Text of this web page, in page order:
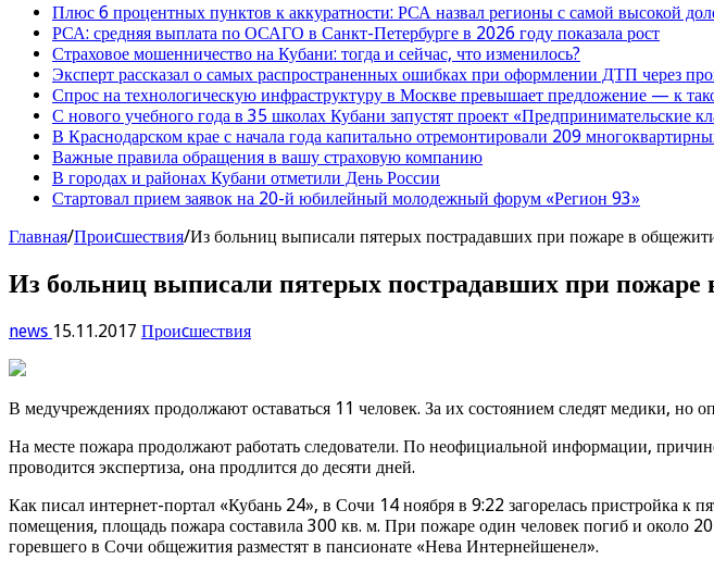
Плюс 6 процентных пунктов к аккуратности: РСА назвал регионы с самой высокой
РСА: средняя выплата по ОСАГО в Санкт-Петербурге в 2026 году показала рост
Страховое мошенничество на Кубани: тогда и сейчас, что изменилось?
Эксперт рассказал о самых распространенных ошибках при оформлении ДТП через
Спрос на технологическую инфраструктуру в Москве превышает предложение — к
С нового учебного года в 35 школах Кубани запустят проект «Предпринимательские
В Краснодарском крае с начала года капитально отремонтировали 209
Важные правила обращения в вашу страховую компанию
В городах и районах Кубани отметили День России
Стартовал прием заявок на 20-й юбилейный молодежный форум «Регион 93»
Главная/Проиcшествия/Из больниц выписали пятерых пострадавших при пожаре в
Из больниц выписали пятерых пострадавших при
news 15.11.2017 Проиcшествия
В медучреждениях продолжают оставаться 11 человек. За их состоянием следят медики, но
На месте пожара продолжают работать следователи. По неофициальной информации,
проводится экспертиза, она продлится до десяти дней.
Как писал интернет-портал «Кубань 24», в Сочи 14 ноября в 9:22 загорелась пристройка
помещения, площадь пожара составила 300 кв. м. При пожаре один человек погиб и около
горевшего в Сочи общежития разместят в пансионате «Нева Интернейшенел».